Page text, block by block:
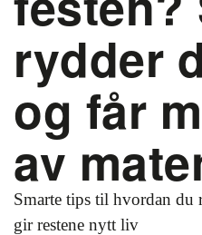
rydder
og får
av
Smarte tips til hvordan du
gir restene nytt liv